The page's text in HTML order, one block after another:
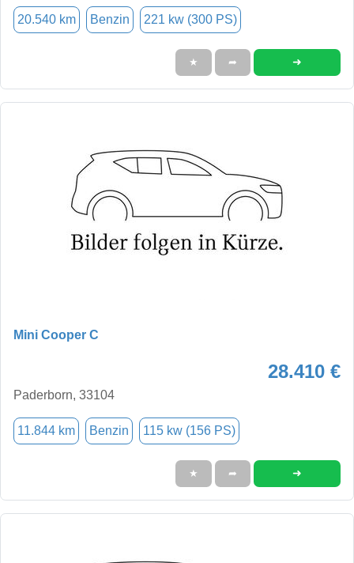
20.540 km Benzin 221 kw (300 PS)
★ ➦ ➜
Mini Cooper C
28.410 €
Paderborn, 33104
11.844 km Benzin 115 kw (156 PS)
★ ➦ ➜